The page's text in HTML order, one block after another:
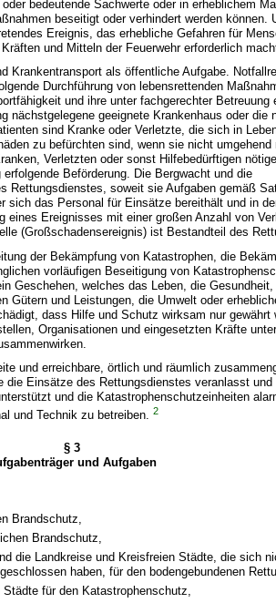
bedeutende Sachwerte oder in erheblichem
beseitigt oder verhindert werden können.
Ereignis, das erhebliche Gefahren für
und Mitteln der Feuerwehr erforderlich
Krankentransport als öffentliche Aufgabe.
Durchführung von lebensrettenden
und ihre unter fachgerechter Betreuung
nächstgelegene geeignete Krankenhaus oder die
sind Kranke oder Verletzte, die sich in
zu befürchten sind, wenn sie nicht
Verletzten oder sonst Hilfebedürftigen
Beförderung. Die Bergwacht und die
Rettungsdienstes, soweit sie Aufgaben gemäß
sich das Personal für Einsätze bereithält und in
eines Ereignisses mit einer großen Anzahl von
(Großschadensereignis) ist Bestandteil des
der Bekämpfung von Katastrophen, die
vorläufigen Beseitigung von
Geschehen, welches das Leben, die Gesundheit,
Gütern und Leistungen, die Umwelt oder
dass Hilfe und Schutz wirksam nur gewährt
Organisationen und eingesetzten Kräfte
und erreichbare, örtlich und räumlich
die Einsätze des Rettungsdienstes veranlasst
und die Katastrophenschutzeinheiten
und Technik zu betreiben.2
§ 3
und Aufgaben
Brandschutz,
Brandschutz,
die Landkreise und Kreisfreien Städte, die sich
haben, für den bodengebundenen
für den Katastrophenschutz,